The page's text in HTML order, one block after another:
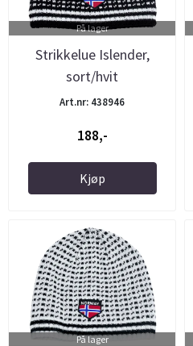
På lager
Strikkelue Islender,
sort/hvit
Art.nr: 438946
188,-
Kjøp
På lager